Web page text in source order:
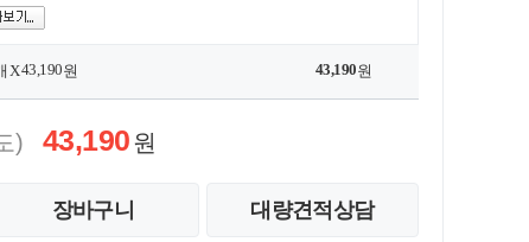
X43,190원 43,190원
) 43,190원
장바구니 대량견적상담